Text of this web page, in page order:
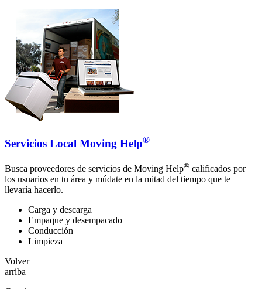
Servicios Local Moving Help®
Busca proveedores de servicios de Moving Help® calificados por
los usuarios en tu área y múdate en la mitad del tiempo que te
llevaría hacerlo.
Carga y descarga
Empaque y desempacado
Conducción
Limpieza
Volver
arriba